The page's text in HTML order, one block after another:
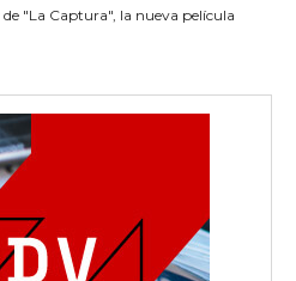
"La Captura", la nueva película